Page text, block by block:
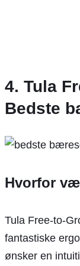
4. Tula
Bedste
Hvorfor
Tula Free-to-
fantastiske
ønsker en